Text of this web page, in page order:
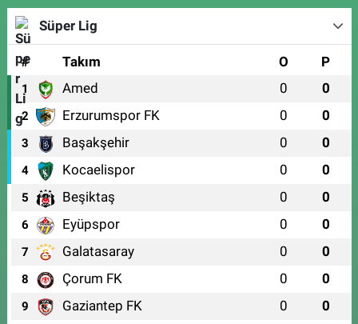
Süper Lig
# Takım O P
1 Amed 0 0
2 Erzurumspor FK 0 0
3 Başakşehir 0 0
4 Kocaelispor 0 0
5 Beşiktaş 0 0
6 Eyüpspor 0 0
7 Galatasaray 0 0
8 Çorum FK 0 0
9 Gaziantep FK 0 0